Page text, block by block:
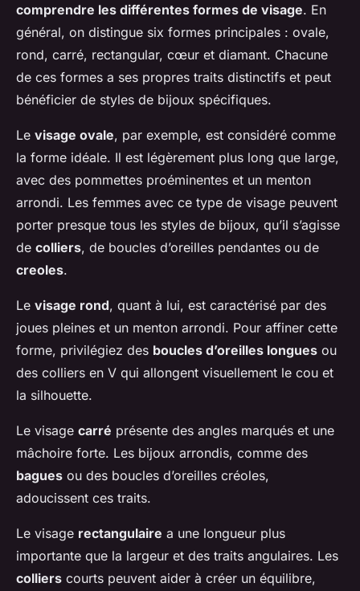
comprendre les différentes formes de visage. En
général, on distingue six formes principales : ovale,
rond, carré, rectangular, cœur et diamant. Chacune
de ces formes a ses propres traits distinctifs et peut
bénéficier de styles de bijoux spécifiques.
Le visage ovale, par exemple, est considéré comme
la forme idéale. Il est légèrement plus long que large,
avec des pommettes proéminentes et un menton
arrondi. Les femmes avec ce type de visage peuvent
porter presque tous les styles de bijoux, qu’il s’agisse
de colliers, de boucles d’oreilles pendantes ou de
creoles.
Le visage rond, quant à lui, est caractérisé par des
joues pleines et un menton arrondi. Pour affiner cette
forme, privilégiez des boucles d’oreilles longues ou
des colliers en V qui allongent visuellement le cou et
la silhouette.
Le visage carré présente des angles marqués et une
mâchoire forte. Les bijoux arrondis, comme des
bagues ou des boucles d’oreilles créoles,
adoucissent ces traits.
Le visage rectangulaire a une longueur plus
importante que la largeur et des traits angulaires. Les
colliers courts peuvent aider à créer un équilibre,